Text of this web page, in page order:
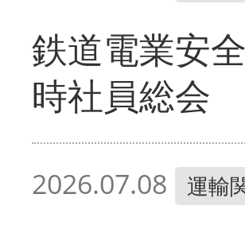
鉄道電業安
時社員総会
2026.07.08 運輸